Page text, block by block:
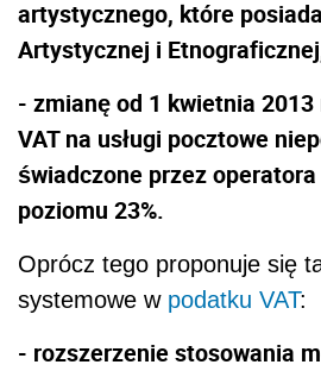
artystycznego, które
Artystycznej i
- zmianę od 1 kwietnia
VAT na usługi pocztowe
świadczone przez
poziomu 23%.
Oprócz tego proponuje się
systemowe w podatku VAT:
- rozszerzenie stosowania